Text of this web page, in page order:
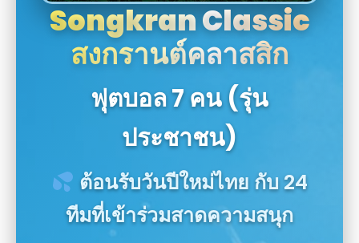
Songkran Classic
สงกรานต์คลาสสิก
ฟุตบอล 7 คน (รุ่น
ประชาชน)
ต้อนรับวันปีใหม่ไทย กับ 24
ทีมที่เข้าร่วมสาดความสนุก